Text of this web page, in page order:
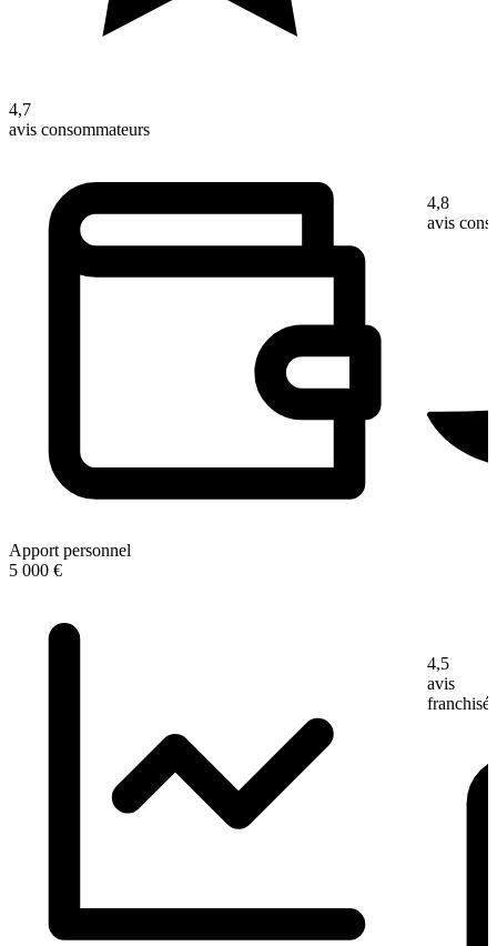
4,7
avis consommateurs
Apport personnel
5 000 €
4,8
avis
4,5
avis
franchisé